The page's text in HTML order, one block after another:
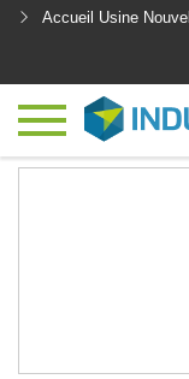
Accueil Usine